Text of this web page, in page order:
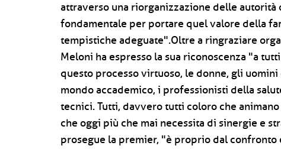
attraverso una riorganizzazione delle
fondamentale per portare quel valore della
tempistiche adeguate".Oltre a ringraziare
Meloni ha espresso la sua riconoscenza "a
questo processo virtuoso, le donne, gli
mondo accademico, i professionisti della
tecnici. Tutti, davvero tutti coloro che
che oggi più che mai necessita di sinergie e
prosegue la premier, "è proprio dal confronto